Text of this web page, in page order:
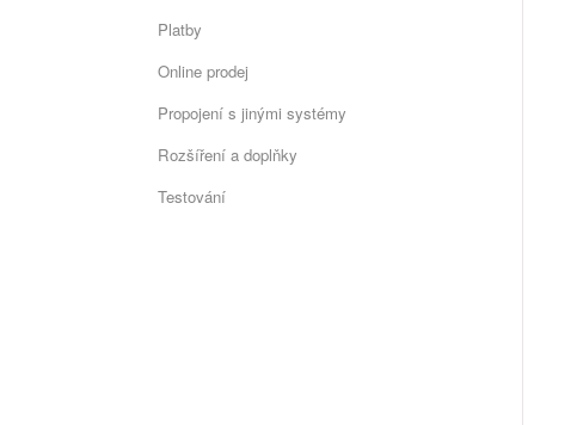
Platby
Online prodej
Propojení s jinými systémy
Rozšíření a doplňky
Testování